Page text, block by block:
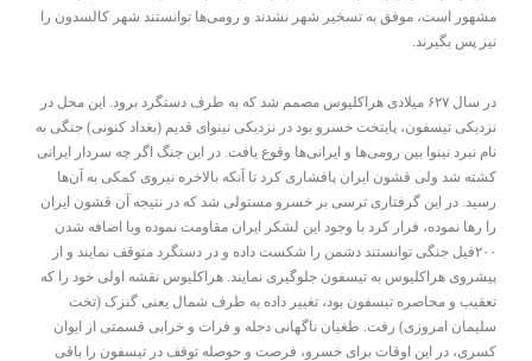
مشهور است، موفق به تسخیر شهر نشدند و رومی‌ها توانستند شهر کالسدون را
نیز پس بگیرند.
در سال ۶۲۷ میلادی هراکلیوس مصمم شد که به طرف دستگرد برود. این محل در
نزدیکی تیسفون، پایتخت خسرو بود در نزدیکی نینوای قدیم (بغداد کنونی) جنگی به
نام نبرد نینوا بین رومی‌ها و ایرانی‌ها وقوع یافت. در این جنگ اگر چه سردار ایرانی
کشته شد ولی قشون ایران پافشاری کرد تا آنکه بالاخره نیروی کمکی به آن‌ها
رسید. در این گرفتاری ترسی بر خسرو مستولی شد که در نتیجه آن قشون ایران
را رها نموده، فرار کرد با وجود این لشکر ایران مقاومت نموده وبا اضافه شدن
۲۰۰فیل جنگی توانستند دشمن را شکست داده و در دستگرد متوقف نمایند و از
پیشروی هراکلیوس به تیسفون جلوگیری نمایند. هراکلیوس نقشه اولی خود را که
تعقیب و محاصره تیسفون بود، تغییر داده به طرف شمال یعنی گنزک (تخت
سلیمان امروزی) رفت. طغیان ناگهانی دجله و فرات و خرابی قسمتی از ایوان
کسری، در این اوقات برای خسرو، فرصت و حوصله توقف در تیسفون را باقی